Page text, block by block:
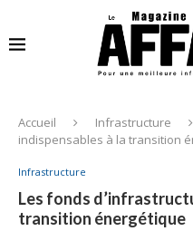
Accueil Infrastructure
indispensables à la transition
Infrastructure
Les fonds
transition énergétique